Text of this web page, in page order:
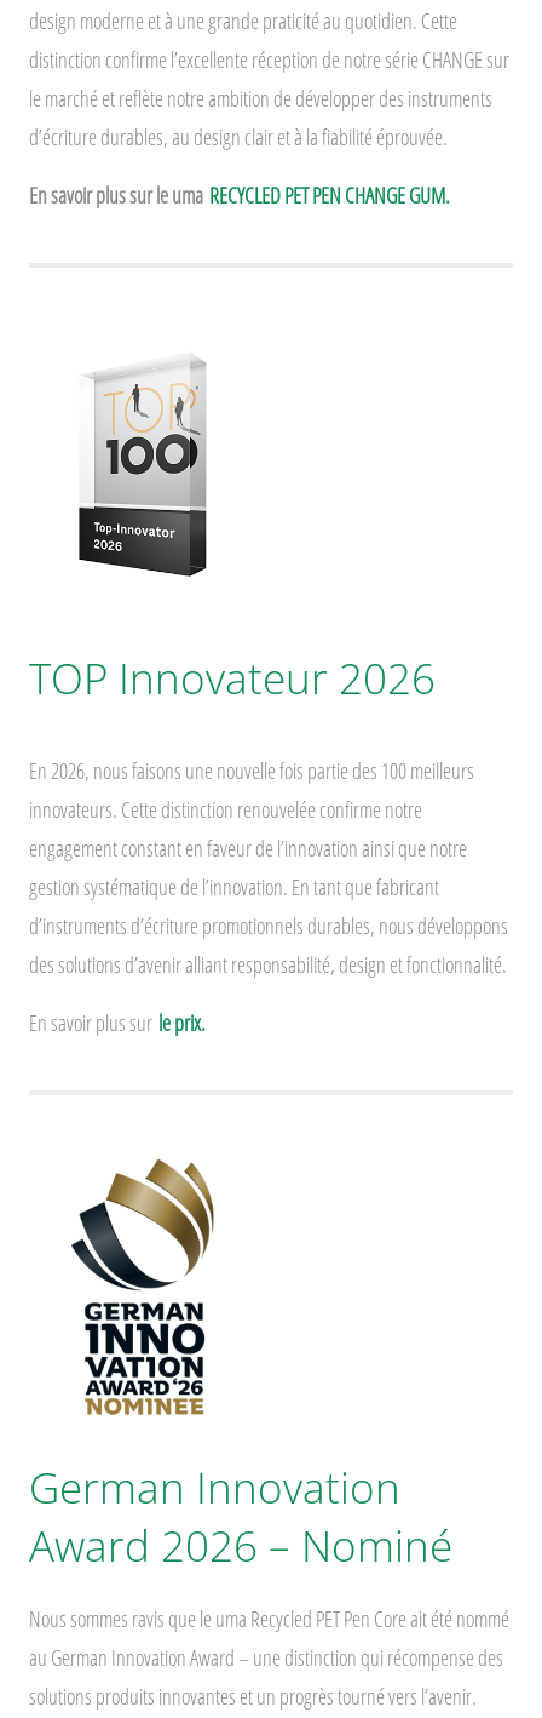
design moderne et à une grande praticité au quotidien. Cette
distinction confirme l’excellente réception de notre série CHANGE sur
le marché et reflète notre ambition de développer des instruments
d’écriture durables, au design clair et à la fiabilité éprouvée.
En savoir plus sur le uma RECYCLED PET PEN CHANGE GUM.
TOP Innovateur 2026
En 2026, nous faisons une nouvelle fois partie des 100 meilleurs
innovateurs. Cette distinction renouvelée confirme notre
engagement constant en faveur de l’innovation ainsi que notre
gestion systématique de l’innovation. En tant que fabricant
d’instruments d’écriture promotionnels durables, nous développons
des solutions d’avenir alliant responsabilité, design et fonctionnalité.
En savoir plus sur le prix.
German Innovation
Award 2026 – Nominé
Nous sommes ravis que le uma Recycled PET Pen Core ait été nommé
au German Innovation Award – une distinction qui récompense des
solutions produits innovantes et un progrès tourné vers l’avenir.